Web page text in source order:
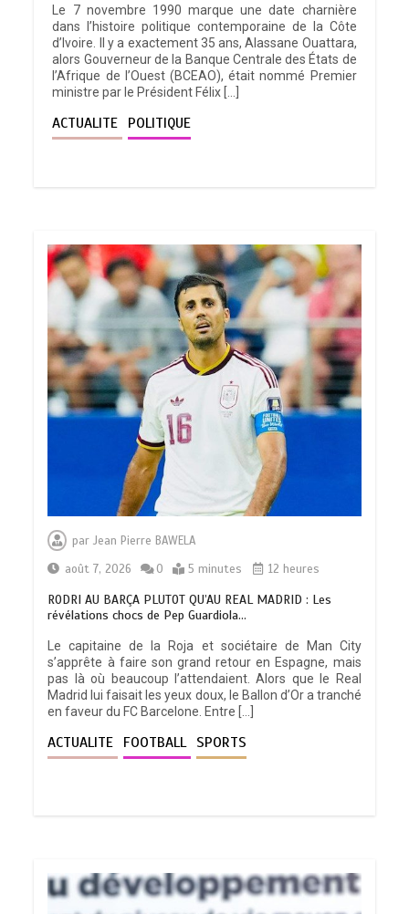
Le 7 novembre 1990 marque une date charnière
dans l’histoire politique contemporaine de la Côte
d’Ivoire. Il y a exactement 35 ans, Alassane Ouattara,
alors Gouverneur de la Banque Centrale des États de
l’Afrique de l’Ouest (BCEAO), était nommé Premier
ministre par le Président Félix […]
ACTUALITE POLITIQUE
parJean Pierre BAWELA
août 7, 2026
0 5 minutes 12 heures
RODRI AU BARÇA PLUTOT QU’AU REAL MADRID : Les
révélations chocs de Pep Guardiola…
Le capitaine de la Roja et sociétaire de Man City
s’apprête à faire son grand retour en Espagne, mais
pas là où beaucoup l’attendaient. Alors que le Real
Madrid lui faisait les yeux doux, le Ballon d’Or a tranché
en faveur du FC Barcelone. Entre […]
ACTUALITE FOOTBALL SPORTS